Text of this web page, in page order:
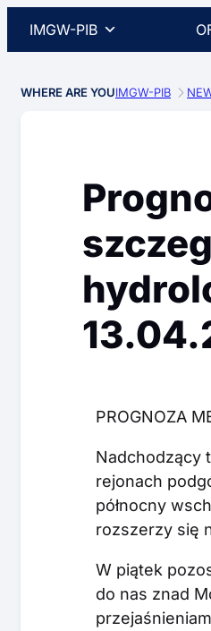
IMGW-PIB
WHERE ARE YOUIMGW-PIB
PROGNOZA
Nadchodzący
rejonach
północny
rozszerzy się
W piątek
do nas znad